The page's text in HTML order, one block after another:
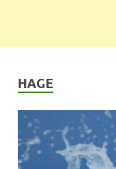
HAGE